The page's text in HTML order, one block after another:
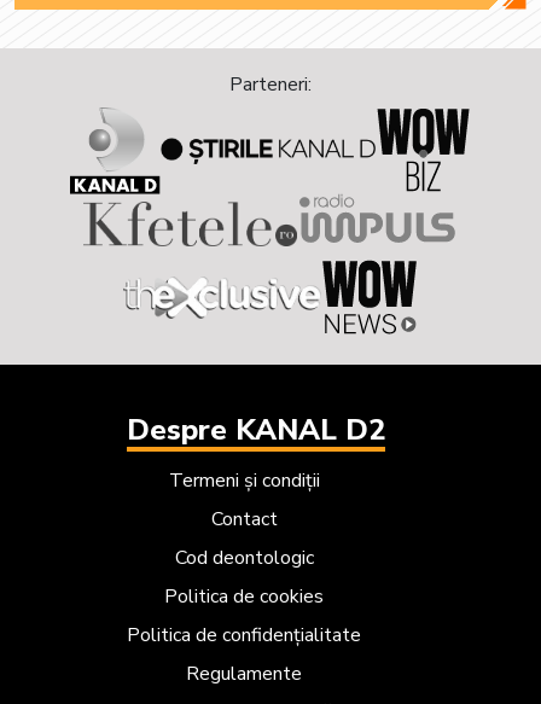
Parteneri:
Despre KANAL D2
Termeni și condiții
Contact
Cod deontologic
Politica de cookies
Politica de confidențialitate
Regulamente